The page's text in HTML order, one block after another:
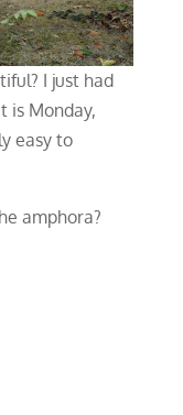
I just had
is Monday,
easy to
amphora?